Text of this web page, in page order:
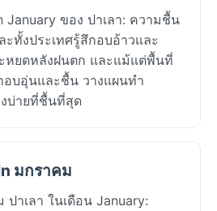
ของ ปาเลา: ความชื้น
ทั้งประเทศรู้สึกอบอ้าวและ
หยดหลังฝนตก และแม้แต่พื้นที่
อบอุ่นและชื้น วางแผนทำ
บ่ายที่ชื้นที่สุด
มกราคม
าเลา ในเดือน January: